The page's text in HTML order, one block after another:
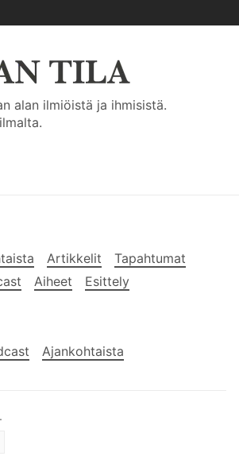
alan ilmiöistä ja ihmisistä.
Artikkelit
Tapahtumat
Aiheet Esittely
Ajankohtaista
.